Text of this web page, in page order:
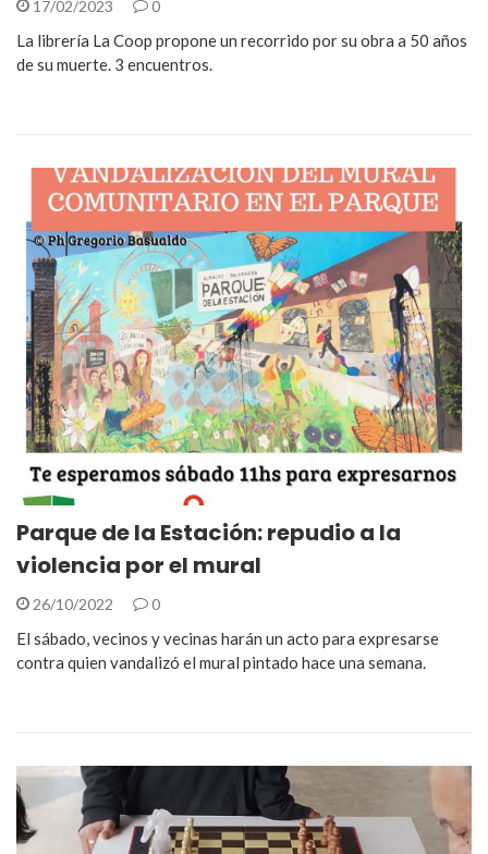
17/02/2023 0
La librería La Coop propone un recorrido por su obra a 50 años
de su muerte. 3 encuentros.
Parque de la Estación: repudio a la
violencia por el mural
26/10/2022 0
El sábado, vecinos y vecinas harán un acto para expresarse
contra quien vandalizó el mural pintado hace una semana.